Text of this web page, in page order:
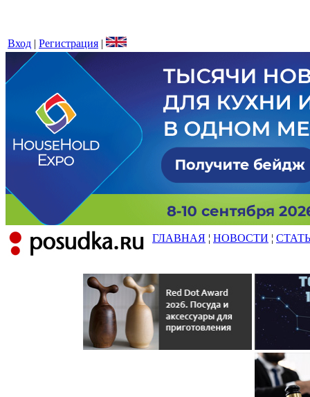
Вход | Регистрация |
ГЛАВНАЯ ¦ НОВОСТИ ¦